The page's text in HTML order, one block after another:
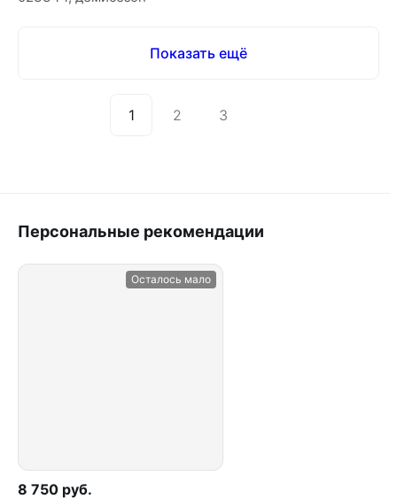
Показать ещё
1 2 3
Персональные рекомендации
Осталось мало
8 750 руб.